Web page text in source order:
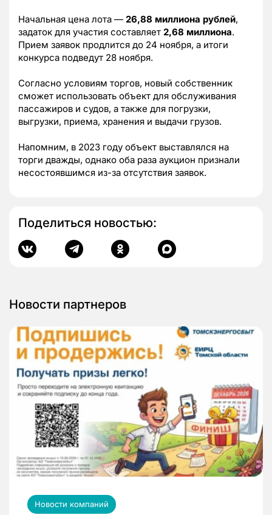
Начальная цена лота — 26,88 миллиона рублей,
задаток для участия составляет 2,68 миллиона.
Прием заявок продлится до 24 ноября, а итоги
конкурса подведут 28 ноября.
Согласно условиям торгов, новый собственник
сможет использовать объект для обслуживания
пассажиров и судов, а также для погрузки,
выгрузки, приема, хранения и выдачи грузов.
Напомним, в 2023 году объект выставлялся на
торги дважды, однако оба раза аукцион признали
несостоявшимся из-за отсутствия заявок.
Поделиться новостью:
Новости партнеров
Новости компаний